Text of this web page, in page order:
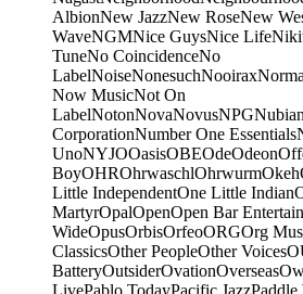
AlbionNew JazzNew RoseNew
WaveNGMNice GuysNice Life
TuneNo CoincidenceNo
LabelNoiseNonesuchNooirax
Now MusicNot On
LabelNotonNovaNovusNPGNubian
CorporationNumber One Essentials
UnoNYJOOasisOBEOdeOdeon
BoyOHROhrwaschlOhrwurmOkeh
Little IndependentOne Little Indian
MartyrOpalOpenOpen Bar
WideOpusOrbisOrfeoORGOrg
ClassicsOther PeopleOther Voices
BatteryOutsiderOvationOverseas